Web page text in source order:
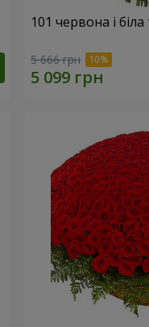
101 червона і
5 666 грн